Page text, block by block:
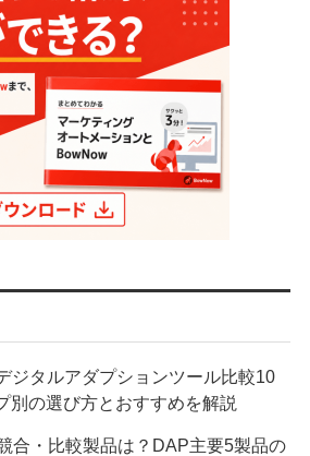
ジタルアダプションツール比較10
別の選び方とおすすめを解説
合・比較製品は？DAP主要5製品の